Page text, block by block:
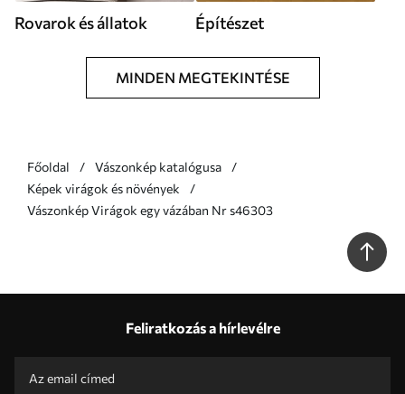
Rovarok és állatok Építészet
MINDEN MEGTEKINTÉSE
Főoldal
Vászonkép katalógusa
Képek virágok és növények
Vászonkép Virágok egy vázában Nr s46303
Feliratkozás a hírlevélre